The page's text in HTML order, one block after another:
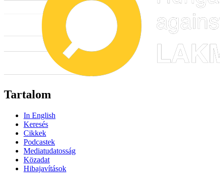
Tartalom
In English
Keresés
Cikkek
Podcastek
Mediatudatosság
Közadat
Hibajavítások